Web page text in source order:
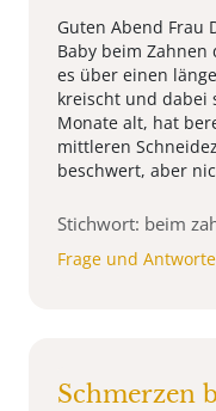
Guten Abend Frau
Baby beim Zahnen
es über einen
kreischt und dabei
Monate alt, hat
mittleren
beschwert, aber
Stichwort: beim
Frage und
Schmerzen